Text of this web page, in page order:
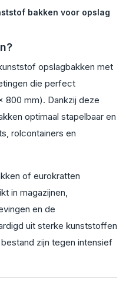
bakken voor opslag
opslagbakken met
die perfect
800 mm). Dankzij deze
optimaal stapelbaar en
rolcontainers en
of eurokratten
in magazijnen,
en de
uit sterke kunststoffen
zijn tegen intensief